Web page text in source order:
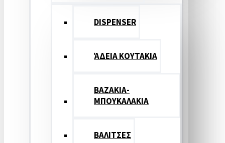
DISPENSER
ΆΔΕΙΑ ΚΟΥΤΑΚΙΑ
ΒΑΖΑΚΙΑ-
ΜΠΟΥΚΑΛΑΚΙΑ
ΒΑΛΙΤΣΕΣ